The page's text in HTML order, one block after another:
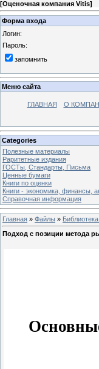
[Оценочная компания Vitis]
Форма входа
Логин:
Пароль:
запомнить
Меню сайта
ГЛАВНАЯ О
Categories
Полезные материалы
Раритетные издания
ГОСТы, Стандарты, Письма
Ценные бумаги
Книги по оценки
Книги - экономика, финансы,
Справочная информация
Главная » Файлы »
Подход с позиции метода